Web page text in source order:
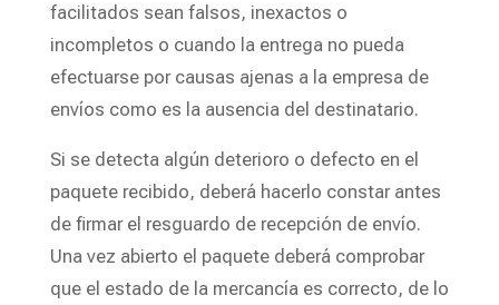
facilitados sean falsos, inexactos o
incompletos o cuando la entrega no pueda
efectuarse por causas ajenas a la empresa de
envíos como es la ausencia del destinatario.
Si se detecta algún deterioro o defecto en el
paquete recibido, deberá hacerlo constar antes
de firmar el resguardo de recepción de envío.
Una vez abierto el paquete deberá comprobar
que el estado de la mercancía es correcto, de lo